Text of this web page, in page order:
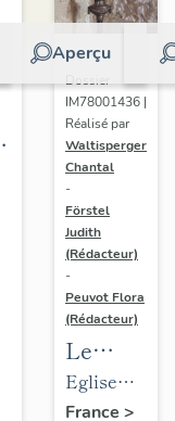
Aperçu
Dossier
IM78001436 |
Réalisé par
Waltisperger
Chantal
-
Förstel
Judith
(Rédacteur)
-
Peuvot Flora
(Rédacteur)
Le
mobilier
de
Eglise
paroissiale
France >